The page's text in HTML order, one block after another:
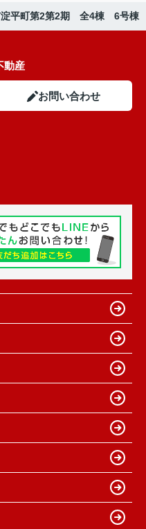
平町第2第2期 全4棟 6号棟
動産
お問い合わせ